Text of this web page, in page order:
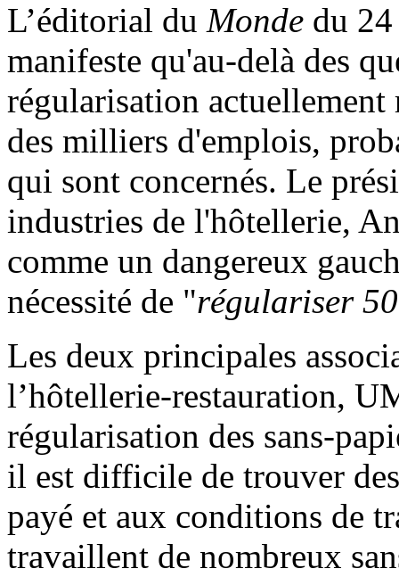
L’éditorial du Monde du
manifeste qu'au-delà des
régularisation actuellement
des milliers d'emplois,
qui sont concernés. Le
industries de l'hôtellerie,
comme un dangereux
nécessité de "régulariser
Les deux principales
l’hôtellerie-restauration,
régularisation des sans-
il est difficile de trouver
payé et aux conditions de
travaillent de nombreux